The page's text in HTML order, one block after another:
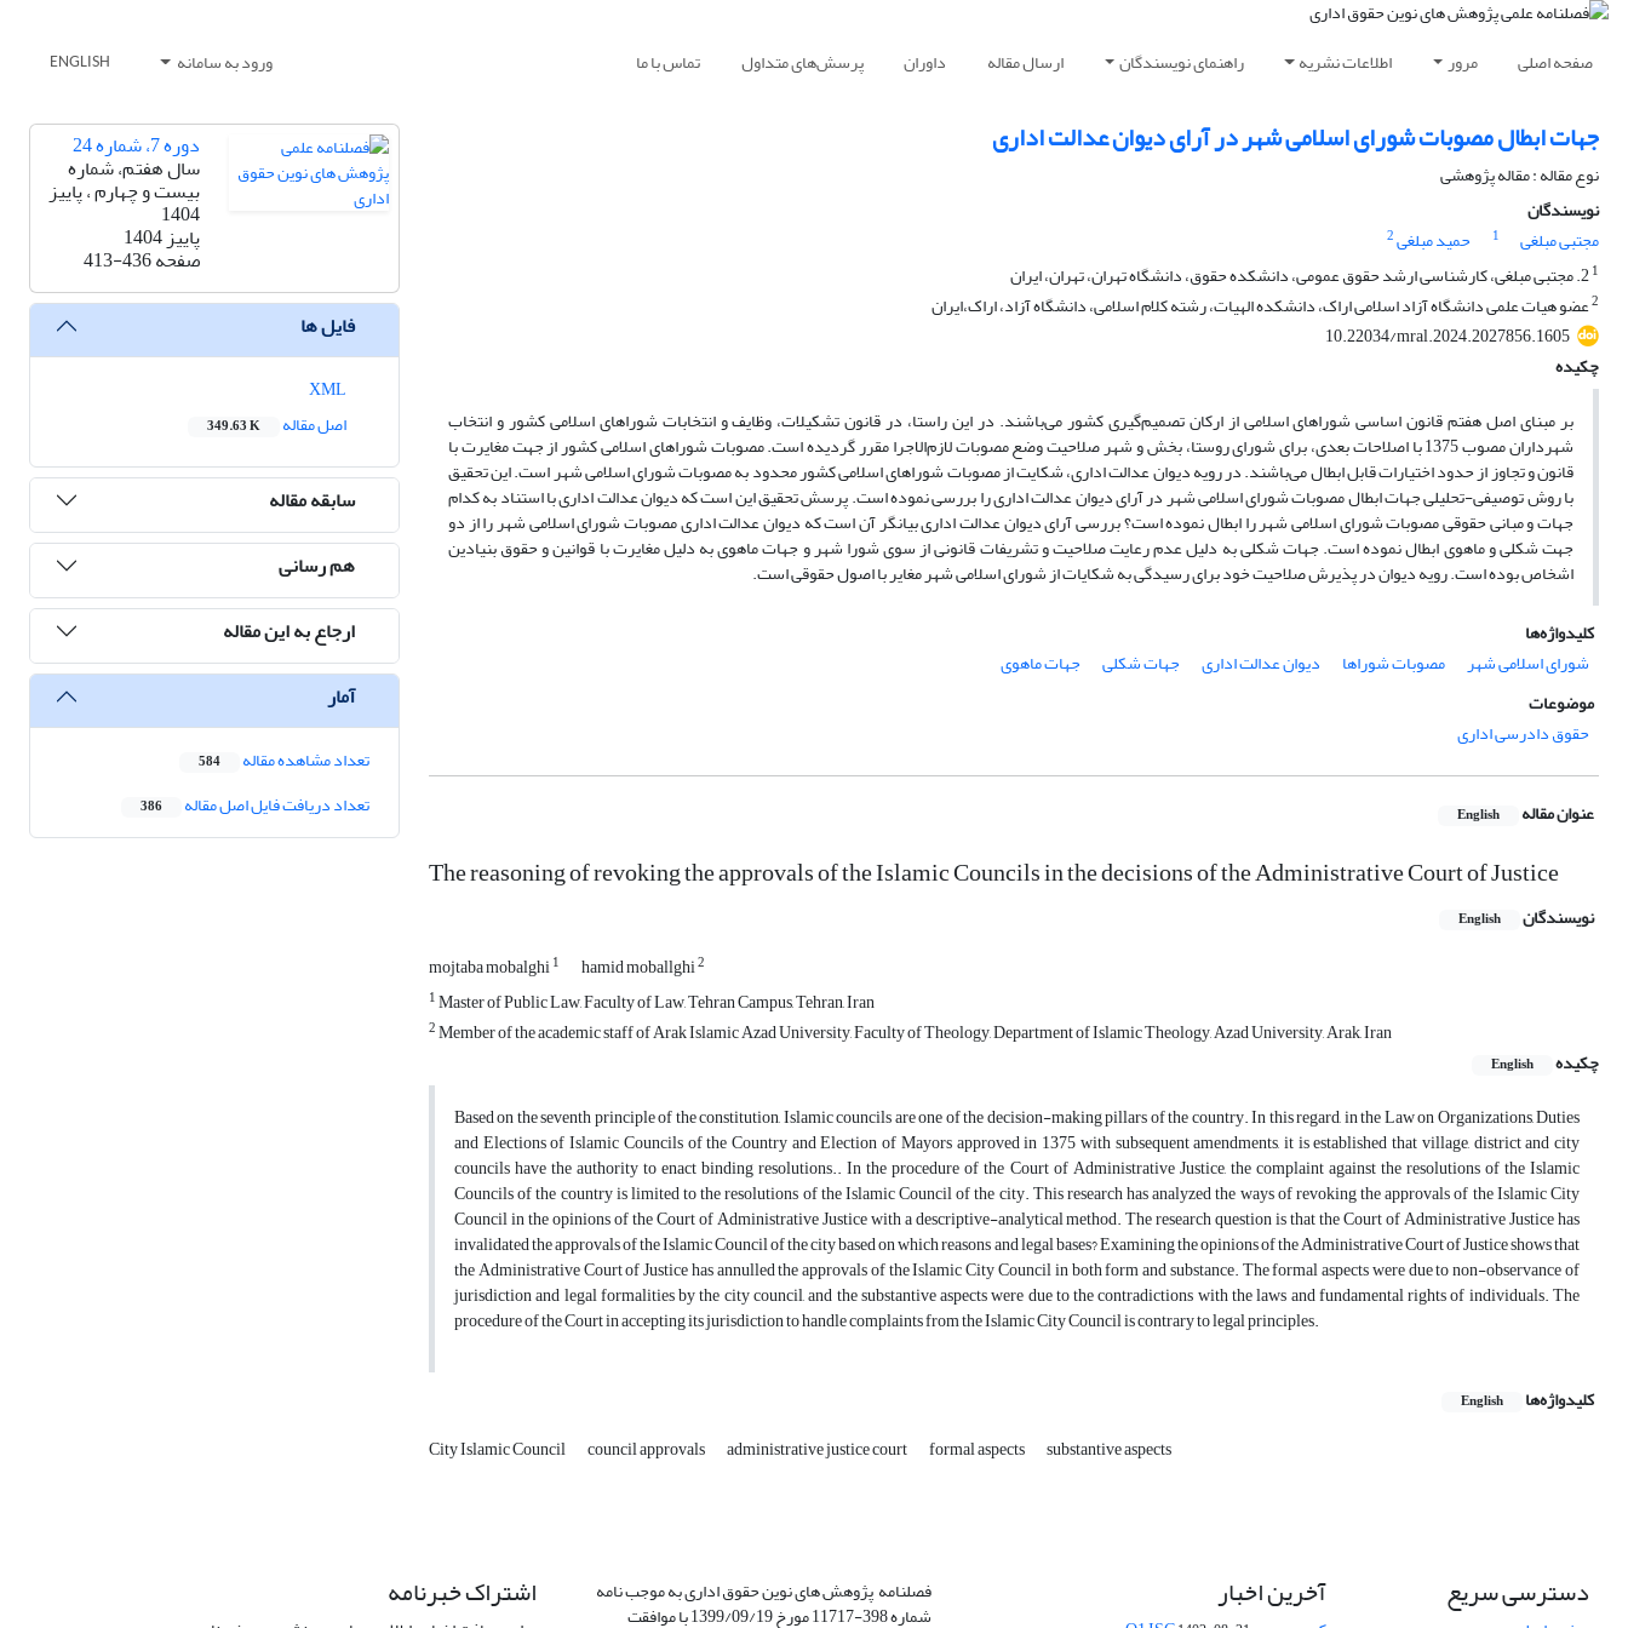
صفحه اصلی مرور اطلاعات نشریه راهنمای نویسندگان ارسال مقاله داوران پرسش‌های متداول تماس با ما ورود به سامانه ENGLISH
جهات ابطال مصوبات شورای اسلامی شهر در آرای دیوان عدالت اداری
نوع مقاله : مقاله پژوهشی
نویسندگان
مجتبی مبلغی
1 حمید مبلغی2
1
2عضو هیات علمی دانشگاه آزاد اسلامی اراک، دانشکده الهیات، رشته کلام اسلامی، دانشگاه آزاد، اراک،ایران
10.22034/mral.2024.2027856.1605
چکیده
بر مبنای اصل هفتم قانون اساسی شوراهای اسلامی از ارکان تصمیم‌گیری کشور می‌باشند. در این راستا، در قانون تشکیلات، وظایف و انتخابات شوراهای اسلامی کشور و انتخاب
شهرداران مصوب 1375 با اصلاحات بعدی، برای شورای روستا، بخش و شهر صلاحیت وضع مصوبات لازم‌الاجرا مقرر گردیده است. مصوبات شوراهای اسلامی کشور از جهت مغایرت با
قانون و تجاوز از حدود اختیارات قابل ابطال می‌باشند. در رویه دیوان عدالت اداری، شکایت از مصوبات شوراهای اسلامی کشور محدود به مصوبات شورای اسلامی شهر است. این تحقیق
با روش توصیفی-تحلیلی جهات ابطال مصوبات شورای اسلامی شهر در آرای دیوان عدالت اداری را بررسی نموده است. پرسش تحقیق این است که دیوان عدالت اداری با استناد به کدام
جهات و مبانی حقوقی مصوبات شورای اسلامی شهر را ابطال نموده است؟ بررسی آرای دیوان عدالت اداری بیانگر آن است که دیوان عدالت اداری مصوبات شورای اسلامی شهر را از دو
جهت شکلی و ماهوی ابطال نموده است. جهات شکلی به دلیل عدم رعایت صلاحیت و تشریفات قانونی از سوی شورا شهر و جهات ماهوی به دلیل مغایرت با قوانین و حقوق بنیادین
اشخاص بوده است. رویه دیوان در پذیرش صلاحیت خود برای رسیدگی به شکایات از شورای اسلامی شهر مغایر با اصول حقوقی است.
کلیدواژه‌ها
شورای اسلامی شهر
مصوبات شوراها دیوان عدالت اداری جهات شکلی
جهات ماهوی
موضوعات
حقوق دادرسی اداری
عنوان مقاله English
The reasoning of revoking the approvals of the Islamic Councils in the decisions of the Administrative Court of Justice
نویسندگان English
mojtaba mobalghi1 hamid moballghi2
1Master of Public Law, Faculty of Law, Tehran Campus, Tehran, Iran
2Member of the academic staff of Arak Islamic Azad University, Faculty of Theology, Department of Islamic Theology, Azad University, Arak, Iran
چکیده
English
Based on the seventh principle of the constitution, Islamic councils are one of the decision-making pillars of the country. In this regard, in the Law on Organizations, Duties
and Elections of Islamic Councils of the Country and Election of Mayors approved in 1375 with subsequent amendments, it is established that village, district and city
councils have the authority to enact binding resolutions.. In the procedure of the Court of Administrative Justice, the complaint against the resolutions of the Islamic
Councils of the country is limited to the resolutions of the Islamic Council of the city. This research has analyzed the ways of revoking the approvals of the Islamic City
Council in the opinions of the Court of Administrative Justice with a descriptive-analytical method. The research question is that the Court of Administrative Justice has
invalidated the approvals of the Islamic Council of the city based on which reasons and legal bases? Examining the opinions of the Administrative Court of Justice shows that
the Administrative Court of Justice has annulled the approvals of the Islamic City Council in both form and substance. The formal aspects were due to non-observance of
jurisdiction and legal formalities by the city council, and the substantive aspects were due to the contradictions with the laws and fundamental rights of individuals. The
procedure of the Court in accepting its jurisdiction to handle complaints from the Islamic City Council is contrary to legal principles.
کلیدواژه‌ها English
City Islamic Council council approvals administrative justice court formal aspects substantive aspects
دوره 7، شماره 24
سال هفتم، شماره
بیست و چهارم ، پاییز
1404
پاییز 1404
صفحه413-436
فایل ها
اصل مقاله
349.63 K
سابقه مقاله
هم رسانی
ارجاع به این مقاله
آمار
تعداد مشاهده مقاله 584
تعداد دریافت فایل اصل مقاله 386
دسترسی سریع آخرین اخبار فصلنامه پژوهش های نوین حقوق اداری به موجب نامه
شماره 398-11717 مورخ 1399/09/19 با موافقت
اشتراک خبرنامه